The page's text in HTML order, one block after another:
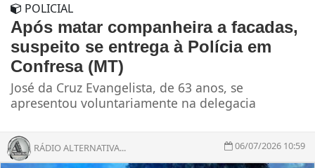
POLICIAL
Após matar companheira a facadas,
suspeito se entrega à Polícia em
Confresa (MT)
José da Cruz Evangelista, de 63 anos, se
apresentou voluntariamente na delegacia
RÁDIO ALTERNATIVA... 06/07/2026 10:59